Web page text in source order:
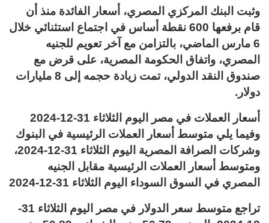
وثبت البنك المركزي المصري، أسعار الفائدة منذ أن
قام برفعها 600 نقطة أساس في اجتماع استثنائي خلال
6 مارس الماضي، بالتزامن مع آخر تعويم للجنيه
المصري، واتفاق الحكومة المصرية، على قرض مع
صندوق النقد الدولي، تمت زيادة حجمه إلى 8 مليارات
دولار.
أسعار العملات في مصر اليوم الثلاثاء 31-12-2024
وفيما يلي متوسط أسعار العملات الرئيسية في البنوك
وشركات الصرافة المصرية اليوم الثلاثاء 31-12-2024،
ومتوسط أسعار العملات الرئيسية مقابل الجنيه
المصري في السوق السوداء اليوم الثلاثاء 31-12-2024
تراجع متوسط سعر الدولار في مصر اليوم الثلاثاء 31-